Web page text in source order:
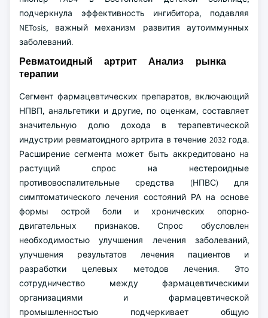
подчеркнула эффективность ингибитора, подавляя
NETosis, важный механизм развития аутоиммунных
заболеваний.
Ревматоидный артрит Анализ рынка
терапии
Сегмент фармацевтических препаратов, включающий
НПВП, анальгетики и другие, по оценкам, составляет
значительную долю дохода в терапевтической
индустрии ревматоидного артрита в течение 2032 года.
Расширение сегмента может быть аккредитовано на
растущий спрос на нестероидные
противовоспалительные средства (НПВС) для
симптоматического лечения состояний РА на основе
формы острой боли и хронических опорно-
двигательных признаков. Спрос обусловлен
необходимостью улучшения лечения заболеваний,
улучшения результатов лечения пациентов и
разработки целевых методов лечения. Это
сотрудничество между фармацевтическими
организациями и фармацевтической
промышленностью подчеркивает общую